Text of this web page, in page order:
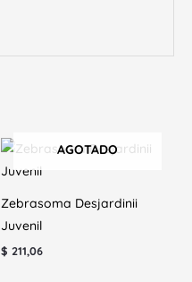
AGOTADO
Zebrasoma Desjardinii
Juvenil
$ 211,06